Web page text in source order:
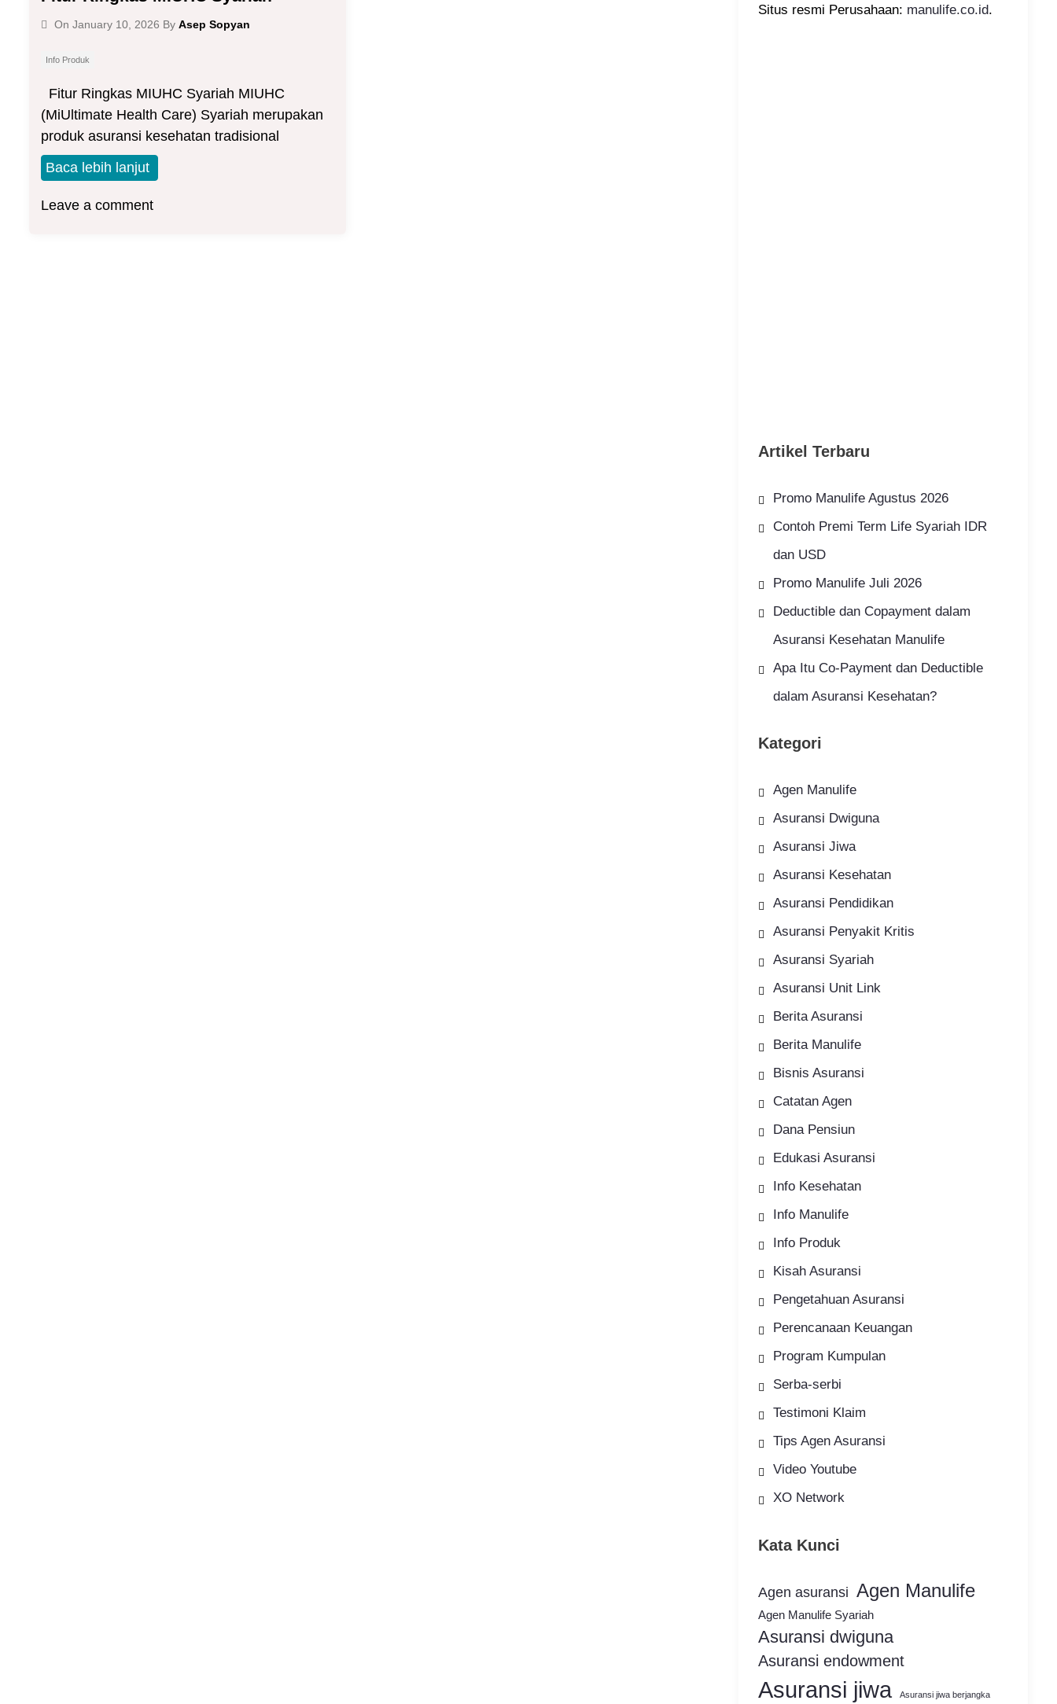
On January 10, 2026 By Asep Sopyan
Info Produk
Fitur Ringkas MIUHC Syariah MIUHC
(MiUltimate Health Care) Syariah merupakan
produk asuransi kesehatan tradisional
Baca lebih lanjut
Leave a comment
Situs resmi Perusahaan: manulife.co.id.
Artikel Terbaru
Promo Manulife Agustus 2026
Contoh Premi Term Life Syariah IDR
dan USD
Promo Manulife Juli 2026
Deductible dan Copayment dalam
Asuransi Kesehatan Manulife
Apa Itu Co-Payment dan Deductible
dalam Asuransi Kesehatan?
Kategori
Agen Manulife
Asuransi Dwiguna
Asuransi Jiwa
Asuransi Kesehatan
Asuransi Pendidikan
Asuransi Penyakit Kritis
Asuransi Syariah
Asuransi Unit Link
Berita Asuransi
Berita Manulife
Bisnis Asuransi
Catatan Agen
Dana Pensiun
Edukasi Asuransi
Info Kesehatan
Info Manulife
Info Produk
Kisah Asuransi
Pengetahuan Asuransi
Perencanaan Keuangan
Program Kumpulan
Serba-serbi
Testimoni Klaim
Tips Agen Asuransi
Video Youtube
XO Network
Kata Kunci
Agen asuransi Agen Manulife
Agen Manulife Syariah
Asuransi dwiguna
Asuransi endowment
Asuransi jiwa Asuransi jiwa berjangka